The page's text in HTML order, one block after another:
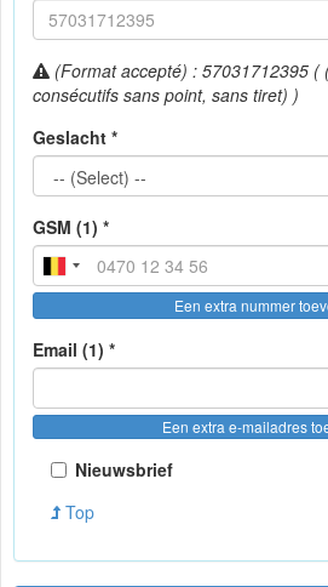
(Format accepté) : 57031712395 (
consécutifs sans point, sans tiret) )
Geslacht *
GSM (1) *
Een extra nummer
Email (1) *
Een extra e-mailadres
Nieuwsbrief
Top